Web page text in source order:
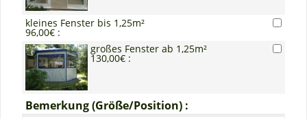
kleines Fenster bis 1,25m²
96,00€ :
großes Fenster ab 1,25m²
130,00€ :
Bemerkung (Größe/Position) :